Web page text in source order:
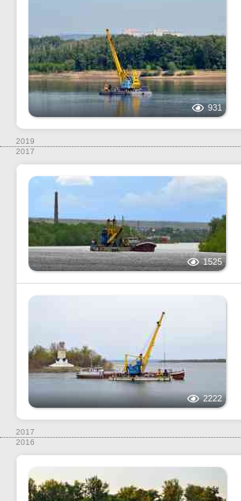
931
2019
2017
1525
2222
2017
2016